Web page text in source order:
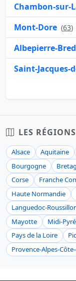
Chambon-sur-
Mont-Dore (63)
Albepierre-
Saint-Jacques-
LES
Alsace Aquitaine
Bourgogne
Corse
Franche
Haute Normandie
Languedoc-
Mayotte
Midi-
Pays de la Loire
Provence-Alpes-